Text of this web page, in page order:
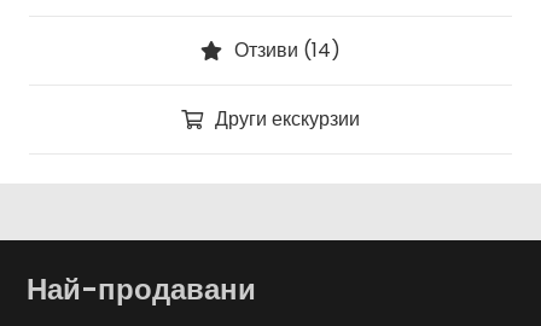
Отзиви (14)
Други екскурзии
Най-продавани